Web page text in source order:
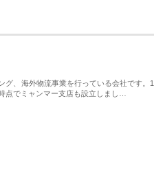
、海外物流事業を行っている会社です。
点でミャンマー支店も設立しまし…